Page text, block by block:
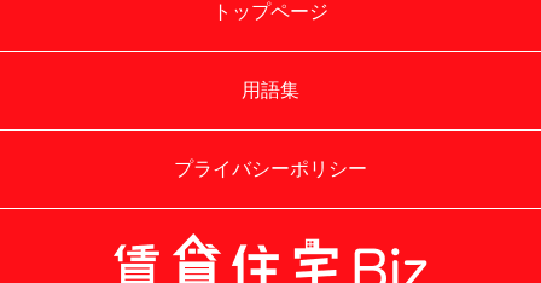
トップページ
用語集
プライバシーポリシー